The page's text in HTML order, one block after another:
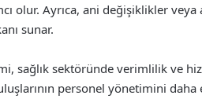
olur. Ayrıca, ani değişiklikler
sunar.
sağlık sektöründe verimlilik ve
personel yönetimini